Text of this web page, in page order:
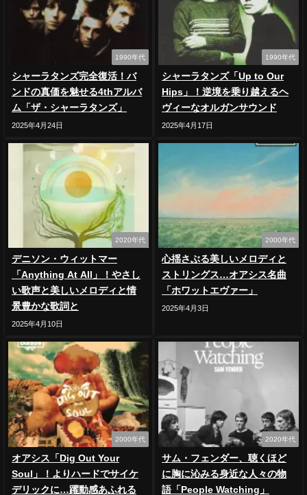
1990年代
シャーラタンズ完全復活！バ
ンドの真価を魅せる4thアルバ
ム「ザ・シャーラタンズ」
2025年4月24日
1990年代
シャーラタンズ「Up to Our
Hips」！逆境を乗り越えるヘ
ヴィーなオルガンサウンド
2025年4月17日
2020年代
デニソン・ウィットマー
「Anything At All」！やさし
い歌声と美しいメロディと情
景豊かな歌詞と
2025年4月10日
2000年代
心揺さぶる美しいメロディと
ストリングス…オアシス名曲
「ホワットエヴァー」
2025年4月3日
2000年代
オアシス「Dig Out Your
Soul」！よりハードでサイケ
デリックに…躍動感あふれる
2020年代
サム・フェンダー、聴くほど
に胸に沁みる身近な人々の物
語「People Watching」